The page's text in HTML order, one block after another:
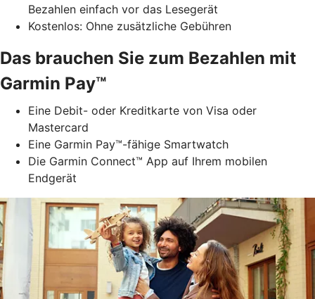
Bezahlen einfach vor das Lesegerät
Kostenlos: Ohne zusätzliche Gebühren
Das brauchen Sie zum Bezahlen mit
Garmin Pay™
Eine Debit- oder Kreditkarte von Visa oder
Mastercard
Eine Garmin Pay™-fähige Smartwatch
Die Garmin Connect™ App auf Ihrem mobilen
Endgerät